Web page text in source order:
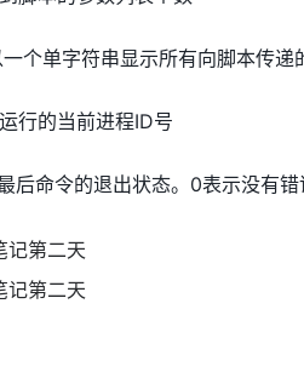
单字符串显示所有向脚本传递
的当前进程ID号
令的退出状态。0表示没有错